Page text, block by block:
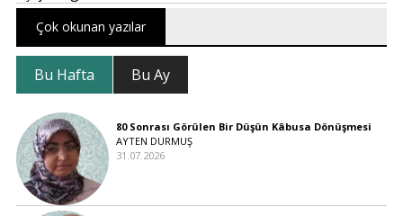
Çok okunan yazılar
Bu Hafta Bu Ay
80 Sonrası Görülen Bir Düşün Kâbusa Dönüşmesi
AYTEN DURMUŞ
31.07.2026